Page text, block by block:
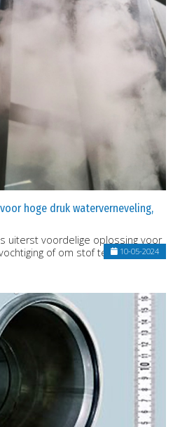
hoge druk waterverneveling,
uiterst voordelige oplossing voor
of om stof tegen te gaan
10-05-2024